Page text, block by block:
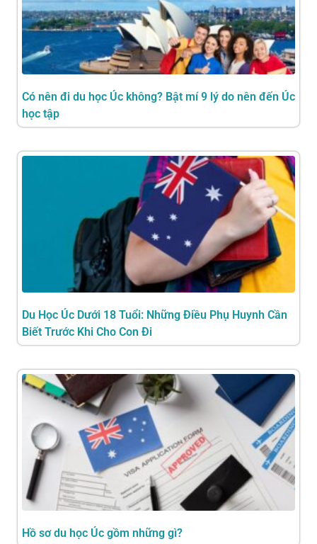
Có nên đi du học Úc không? Bật mí 9 lý do nên đến Úc
học tập
Du Học Úc Dưới 18 Tuổi: Những Điều Phụ Huynh Cần
Biết Trước Khi Cho Con Đi
Hồ sơ du học Úc gồm những gì?